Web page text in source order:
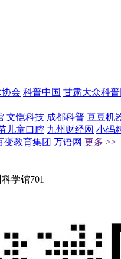
会 科普中国 甘肃大众科普
文恺科技 成都科普 豆豆机
儿童口腔 九州财经网 小码
变教育集团 万语网 更多 >>
学馆701